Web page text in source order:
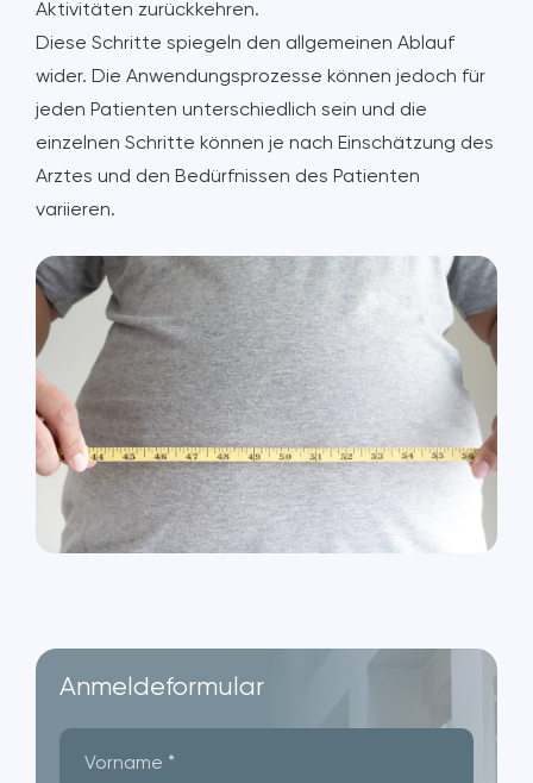
Aktivitäten zurückkehren.
Diese Schritte spiegeln den allgemeinen Ablauf
wider. Die Anwendungsprozesse können jedoch für
jeden Patienten unterschiedlich sein und die
einzelnen Schritte können je nach Einschätzung des
Arztes und den Bedürfnissen des Patienten
variieren.
Anmeldeformular